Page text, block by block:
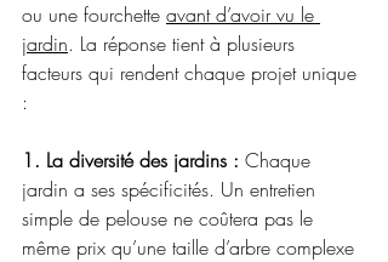
ou une fourchette avant d’avoir vu le
jardin. La réponse tient à plusieurs
facteurs qui rendent chaque projet unique
:
1. La diversité des jardins : Chaque
jardin a ses spécificités. Un entretien
simple de pelouse ne coûtera pas le
même prix qu’une taille d’arbre complexe